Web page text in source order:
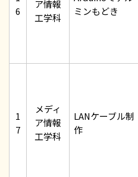
6
ア情報
工学科
ミンもどき
1
7
メディ
ア情報
工学科
LANケーブル制
作